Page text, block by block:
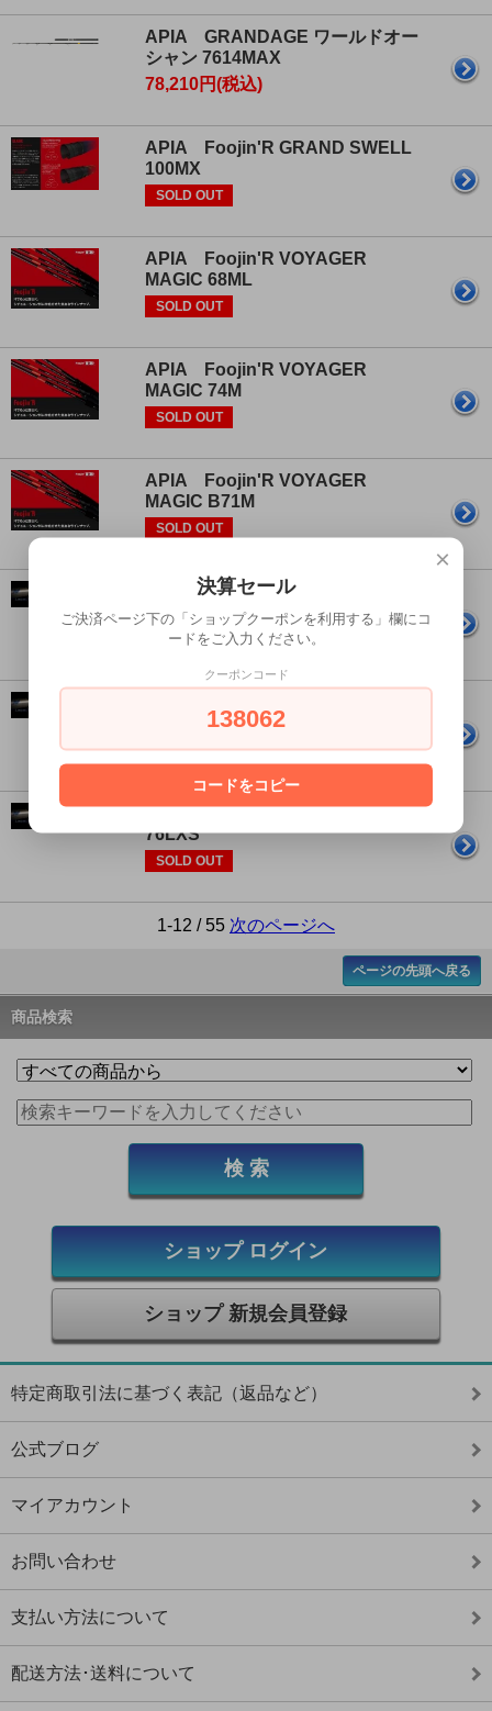
APIA GRANDAGE ワールドオー
シャン 7614MAX
78,210円(税込)
APIA Foojin'R GRAND SWELL
100MX
SOLD OUT
APIA Foojin'R VOYAGER
MAGIC 68ML
SOLD OUT
APIA Foojin'R VOYAGER
MAGIC 74M
SOLD OUT
APIA Foojin'R VOYAGER
MAGIC B71M
SOLD OUT
APIA Legacy'SC STAY GOLD
86LXS
SOLD OUT
SOLD OUT
APIA Legacy'SC STAY GOLD
76LXS
SOLD OUT
1-12 / 55 次のページへ
ページの先頭へ戻る
商品検索
ショップ ログイン
ショップ 新規会員登録
特定商取引法に基づく表記（返品など）
公式ブログ
マイアカウント
お問い合わせ
支払い方法について
配送方法･送料について
×
決算セール
ご決済ページ下の「ショップクーポンを利用する」欄にコ
ードをご入力ください。
クーポンコード
138062
コードをコピー